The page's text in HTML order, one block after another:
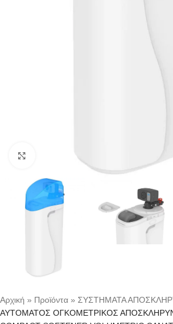
Αρχική » Προϊόντα » ΣΥΣΤΗΜΑΤΑ
ΑΥΤΟΜΑΤΟΣ ΟΓΚΟΜΕΤΡΙΚΟΣ